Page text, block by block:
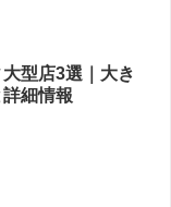
型店3選｜大き
細情報